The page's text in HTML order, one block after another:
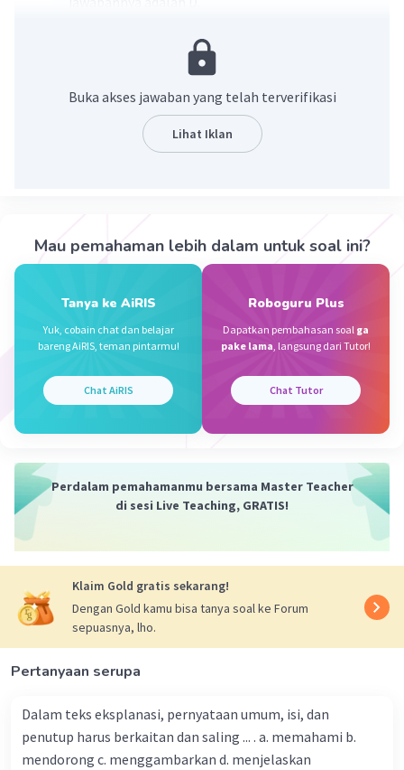
Kata bagaimana adalah salah satu contoh kata
tanya. Kata bagaimana digunakan untuk
menanyakan cara, akibat, perbuatan, dan
meminta pendapat seseorang.
0.0(0) Balas
23 November 2023 14:01
Beri Rating
Buka akses jawaban yang telah terverifikasi
Lihat Iklan
Mau pemahaman lebih dalam untuk soal ini?
Tanya ke AiRIS
Yuk, cobain chat dan belajar
bareng AiRIS, teman pintarmu!
Chat AiRIS
Roboguru Plus
Dapatkan pembahasan soal ga
pake lama, langsung dari Tutor!
Chat Tutor
Perdalam pemahamanmu bersama Master Teacher
di sesi Live Teaching, GRATIS!
Klaim Gold gratis sekarang!
Dengan Gold kamu bisa tanya soal ke Forum
sepuasnya, lho.
Pertanyaan serupa
Dalam teks eksplanasi, pernyataan umum, isi, dan
penutup harus berkaitan dan saling ... . a. memahami b.
mendorong c. menggambarkan d. menjelaskan